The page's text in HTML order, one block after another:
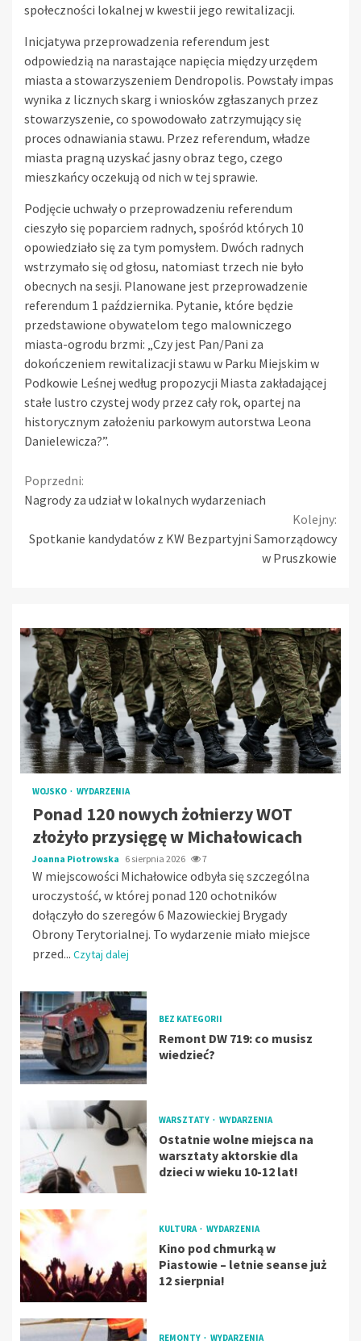
społeczności lokalnej w kwestii jego rewitalizacji.
Inicjatywa przeprowadzenia referendum jest
odpowiedzią na narastające napięcia między urzędem
miasta a stowarzyszeniem Dendropolis. Powstały impas
wynika z licznych skarg i wniosków zgłaszanych przez
stowarzyszenie, co spowodowało zatrzymujący się
proces odnawiania stawu. Przez referendum, władze
miasta pragną uzyskać jasny obraz tego, czego
mieszkańcy oczekują od nich w tej sprawie.
Podjęcie uchwały o przeprowadzeniu referendum
cieszyło się poparciem radnych, spośród których 10
opowiedziało się za tym pomysłem. Dwóch radnych
wstrzymało się od głosu, natomiast trzech nie było
obecnych na sesji. Planowane jest przeprowadzenie
referendum 1 października. Pytanie, które będzie
przedstawione obywatelom tego malowniczego
miasta-ogrodu brzmi: „Czy jest Pan/Pani za
dokończeniem rewitalizacji stawu w Parku Miejskim w
Podkowie Leśnej według propozycji Miasta zakładającej
stałe lustro czystej wody przez cały rok, opartej na
historycznym założeniu parkowym autorstwa Leona
Danielewicza?”.
Continue
Reading
Poprzedni:
Nagrody za udział w lokalnych wydarzeniach
Kolejny:
Spotkanie kandydatów z KW Bezpartyjni Samorządowcy
w Pruszkowie
WOJSKO WYDARZENIA
Ponad 120 nowych żołnierzy WOT
złożyło przysięgę w Michałowicach
Joanna Piotrowska 6 sierpnia 2026 7
W miejscowości Michałowice odbyła się szczególna
uroczystość, w której ponad 120 ochotników
dołączyło do szeregów 6 Mazowieckiej Brygady
Obrony Terytorialnej. To wydarzenie miało miejsce
przed... Czytaj dalej
BEZ KATEGORII
Remont DW 719: co musisz
wiedzieć?
WARSZTATY WYDARZENIA
Ostatnie wolne miejsca na
warsztaty aktorskie dla
dzieci w wieku 10-12 lat!
KULTURA WYDARZENIA
Kino pod chmurką w
Piastowie – letnie seanse już
12 sierpnia!
REMONTY WYDARZENIA